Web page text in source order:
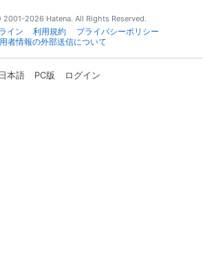
2026 Hatena. All Rights Reserved.
イン 利用規約
プライバシーポリシー
者情報の外部送信について
日本語 PC版 ログイン